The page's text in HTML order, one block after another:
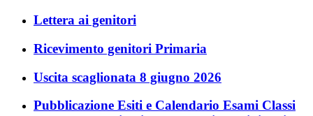
Lettera ai genitori
Ricevimento genitori Primaria
Uscita scaglionata 8 giugno 2026
Pubblicazione Esiti e Calendario Esami Classi